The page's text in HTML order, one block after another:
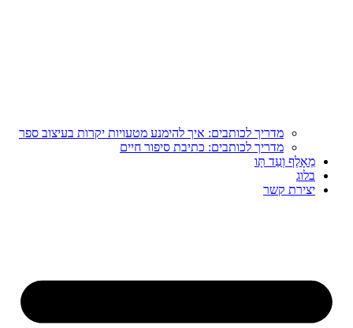
מדריך לכותבים: איך להימנע מטעויות יקרות בעיצוב ספר
מדריך לכותבים: כתיבת סיפור חיים
מֵאָלֶף וְעַד תָּו
בלוג
יצירת קשר